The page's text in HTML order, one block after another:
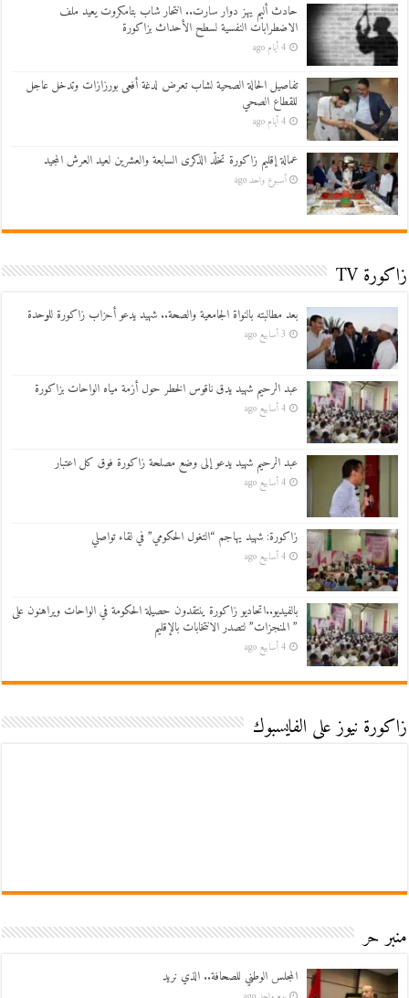
حادث أليم يهز دوار سارت.. انتحار شاب بتامكروت يعيد ملف
الاضطرابات النفسية لسطح الأحداث بزاكورة
4 أيام ago
تفاصيل الحالة الصحية لشاب تعرض لدغة أفعى بورزازات وتدخل عاجل
للقطاع الصحي
4 أيام ago
عمالة إقليم زاكورة تخلّد الذكرى السابعة والعشرين لعيد العرش المجيد
أسبوع واحد ago
زاكورة TV
بعد مطالبته بالنواة الجامعية والصحة.. شهيد يدعو أحزاب زاكورة للوحدة
3 أسابيع ago
عبد الرحيم شهيد يدق ناقوس الخطر حول أزمة مياه الواحات بزاكورة
4 أسابيع ago
عبد الرحيم شهيد يدعو إلى وضع مصلحة زاكورة فوق كل اعتبار
4 أسابيع ago
زاكورة: شهيد يهاجم “التغول الحكومي” في لقاء تواصلي
4 أسابيع ago
بالفيديو..اتحاديو زاكورة ينتقدون حصيلة الحكومة في الواحات ويراهنون على
” المنجزات” لتصدر الانتخابات بالإقليم
4 أسابيع ago
زاكورة نيوز على الفايسبوك
منبر حر
المجلس الوطني للصحافة.. الذي نريد